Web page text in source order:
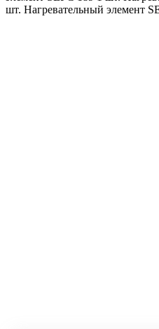
шт. Нагревательный элемент